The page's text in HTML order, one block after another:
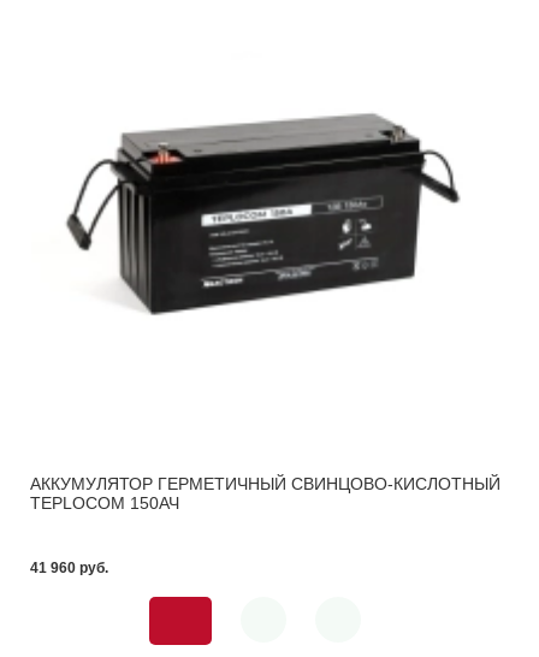
АККУМУЛЯТОР ГЕРМЕТИЧНЫЙ СВИНЦОВО-КИСЛОТНЫЙ
TEPLOCOM 150АЧ
41 960 pуб.